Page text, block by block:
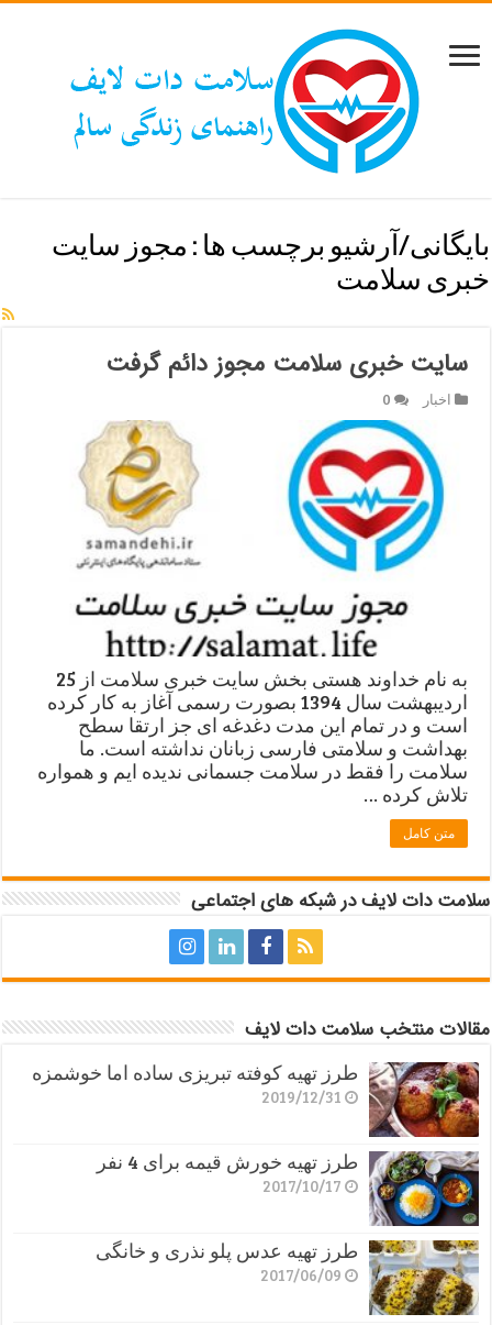
بایگانی/آرشیو برچسب ها : مجوز سایت
خبری سلامت
سایت خبری سلامت مجوز دائم گرفت
اخبار 0
به نام خداوند هستی بخش سایت خبری سلامت از 25
اردیبهشت سال 1394 بصورت رسمی آغاز به کار کرده
است و در تمام این مدت دغدغه ای جز ارتقا سطح
بهداشت و سلامتی فارسی زبانان نداشته است. ما
سلامت را فقط در سلامت جسمانی ندیده ایم و همواره
تلاش کرده …
متن کامل
سلامت دات لایف در شبکه های اجتماعی
مقالات منتخب سلامت دات لایف
طرز تهیه کوفته تبریزی ساده اما خوشمزه
2019/12/31
طرز تهیه خورش قیمه برای 4 نفر
2017/10/17
طرز تهیه عدس پلو نذری و خانگی
2017/06/09